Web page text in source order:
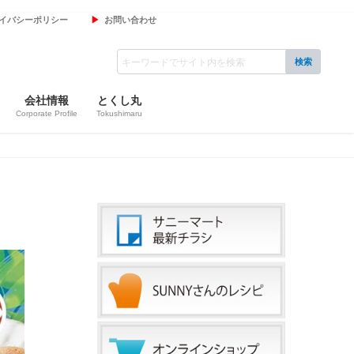
バシーポリシー お問い合わせ
会社情報
Corporate Profile
とくし丸
Tokushimaru